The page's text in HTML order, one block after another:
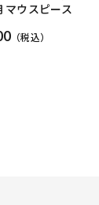
マウスピース
（税込）